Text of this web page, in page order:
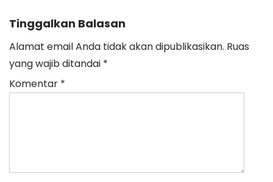
Tinggalkan Balasan
Alamat email Anda tidak akan dipublikasikan. Ruas
yang wajib ditandai *
Komentar *